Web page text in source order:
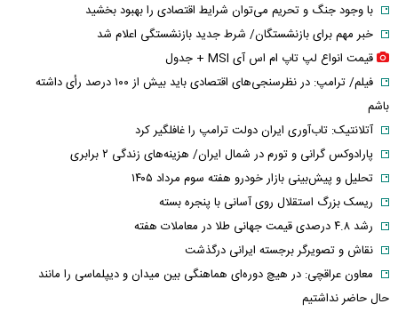
با وجود جنگ و تحریم می‌توان شرایط اقتصادی را بهبود بخشید
خبر مهم برای بازنشستگان/ شرط جدید بازنشستگی اعلام شد
قیمت انواع لپ تاپ ام اس آی MSI + جدول
فیلم/ ترامپ: در نظرسنجی‌های اقتصادی باید بیش از ۱۰۰ درصد رأی داشته
باشم
آتلانتیک: تاب‌آوری ایران دولت ترامپ را غافلگیر کرد
پارادوکس گرانی و تورم در شمال ایران/ هزینه‌های زندگی ۲ برابری
تحلیل و پیش‌بینی بازار خودرو هفته سوم مرداد ۱۴۰۵
ریسک بزرگ استقلال روی آسانی با پنجره بسته
رشد ۴.۸ درصدی قیمت جهانی طلا در معاملات هفته
نقاش و تصویرگر برجسته ایرانی درگذشت
معاون عراقچی: در هیچ دوره‌ای هماهنگی بین میدان و دیپلماسی را مانند
حال حاضر نداشتیم